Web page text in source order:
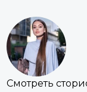
Смотреть